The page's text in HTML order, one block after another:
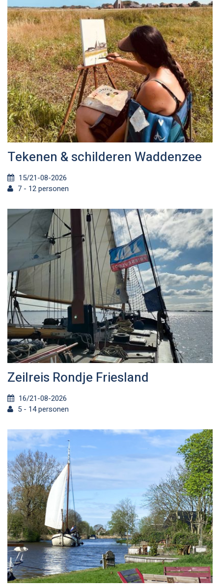
Tekenen & schilderen Waddenzee
15/21-08-2026
7 - 12 personen
Zeilreis Rondje Friesland
16/21-08-2026
5 - 14 personen